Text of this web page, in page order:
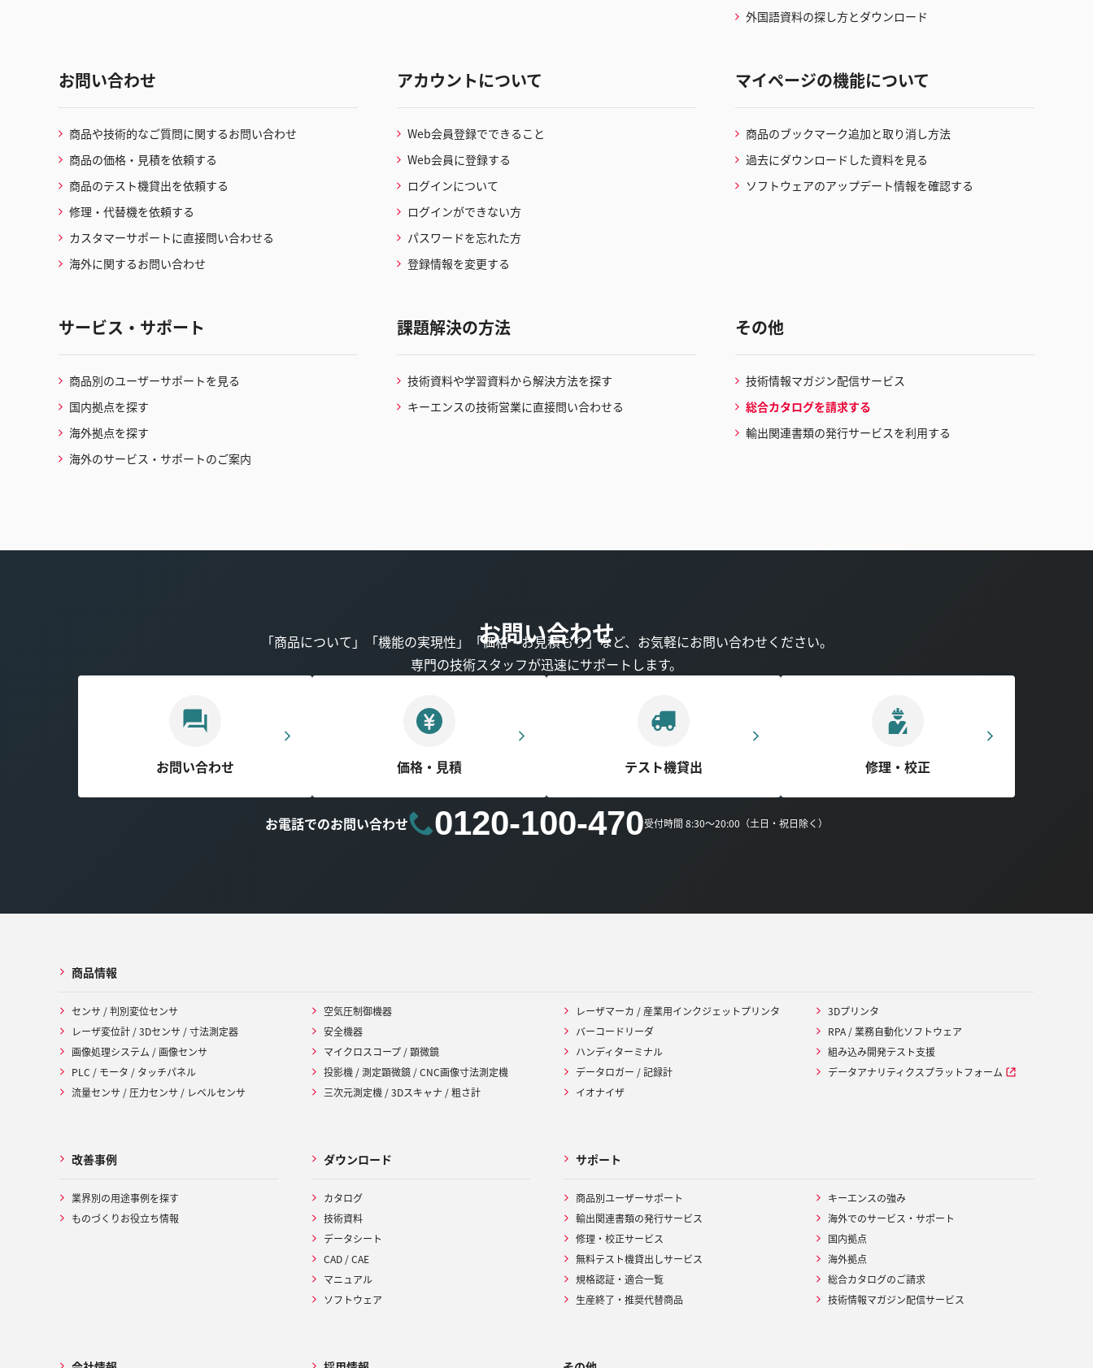
外国語資料の探し方とダウンロード
お問い合わせ
商品や技術的なご質問に関するお問い合わせ
商品の価格・見積を依頼する
商品のテスト機貸出を依頼する
修理・代替機を依頼する
カスタマーサポートに直接問い合わせる
海外に関するお問い合わせ
アカウントについて
Web会員登録でできること
Web会員に登録する
ログインについて
ログインができない方
パスワードを忘れた方
登録情報を変更する
マイページの機能について
商品のブックマーク追加と取り消し方法
過去にダウンロードした資料を見る
ソフトウェアのアップデート情報を確認する
サービス・サポート
商品別のユーザーサポートを見る
国内拠点を探す
海外拠点を探す
海外のサービス・サポートのご案内
課題解決の方法
技術資料や学習資料から解決方法を探す
キーエンスの技術営業に直接問い合わせる
その他
技術情報マガジン配信サービス
総合カタログを請求する
輸出関連書類の発行サービスを利用する
お問い合わせ
「商品について」「機能の実現性」「価格・お見積もり」など、お気軽にお問い合わせください。
専門の技術スタッフが迅速にサポートします。
お問い合わせ 価格・見積 テスト機貸出 修理・校正
お電話でのお問い合わせ 0120-100-470受付時間 8:30～20:00（土日・祝日除く）
商品情報
センサ / 判別変位センサ
レーザ変位計 / 3Dセンサ / 寸法測定器
画像処理システム / 画像センサ
PLC / モータ / タッチパネル
流量センサ / 圧力センサ / レベルセンサ
空気圧制御機器
安全機器
マイクロスコープ / 顕微鏡
投影機 / 測定顕微鏡 / CNC画像寸法測定機
三次元測定機 / 3Dスキャナ / 粗さ計
レーザマーカ / 産業用インクジェットプリンタ
バーコードリーダ
ハンディターミナル
データロガー / 記録計
イオナイザ
3Dプリンタ
RPA / 業務自動化ソフトウェア
組み込み開発テスト支援
データアナリティクスプラットフォーム
改善事例
業界別の用途事例を探す
ものづくりお役立ち情報
ダウンロード
カタログ
技術資料
データシート
CAD / CAE
マニュアル
ソフトウェア
サポート
商品別ユーザーサポート
輸出関連書類の発行サービス
修理・校正サービス
無料テスト機貸出しサービス
規格認証・適合一覧
生産終了・推奨代替商品
キーエンスの強み
海外でのサービス・サポート
国内拠点
海外拠点
総合カタログのご請求
技術情報マガジン配信サービス